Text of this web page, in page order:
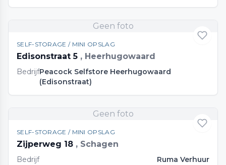
Geen foto
SELF-STORAGE / MINI OPSLAG
Edisonstraat 5 , Heerhugowaard
BedrijfPeacock Selfstore Heerhugowaard
(Edisonstraat)
Geen foto
SELF-STORAGE / MINI OPSLAG
Zijperweg 18 , Schagen
Bedrijf Ruma Verhuur